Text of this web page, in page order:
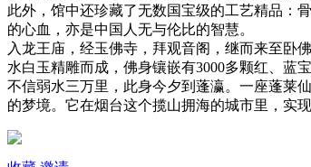
此外，馆中还珍藏了无数国宝级的工艺精品：
的心血，亦是中国人无与伦比的智慧。
入龙王庙，经玉佛寺，拜观音阁，继而来至卧
水白玉精雕而成，佛身镶嵌有3000多颗红、蓝
不信弱水三万里，此身今夕到蓬瀛。一座蓬莱
的梦境。它在烟台这个揽山拥海的城市里，实